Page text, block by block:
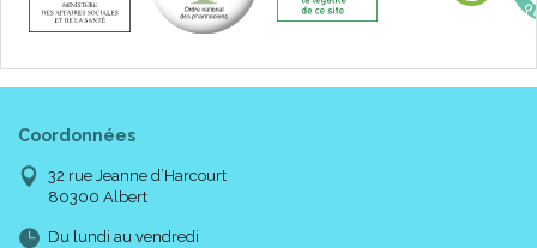
Coordonnées
32 rue Jeanne d’Harcourt
80300 Albert
Du lundi au vendredi